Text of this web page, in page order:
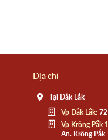
Địa chỉ
Tại Đắk Lắk
Vp Đắk Lắk:72
Vp Krông Pắk
An. Krông Pắk